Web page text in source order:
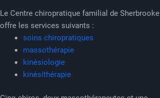
Le Centre chiropratique familial de Sherbrooke
offre les services suivants :
soins chiropratiques
massothérapie
kinésiologie
kinésithérapie